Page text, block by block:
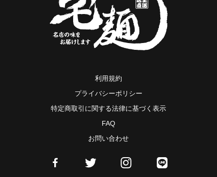
利用規約
プライバシーポリシー
特定商取引に関する法律に基づく表示
FAQ
お問い合わせ